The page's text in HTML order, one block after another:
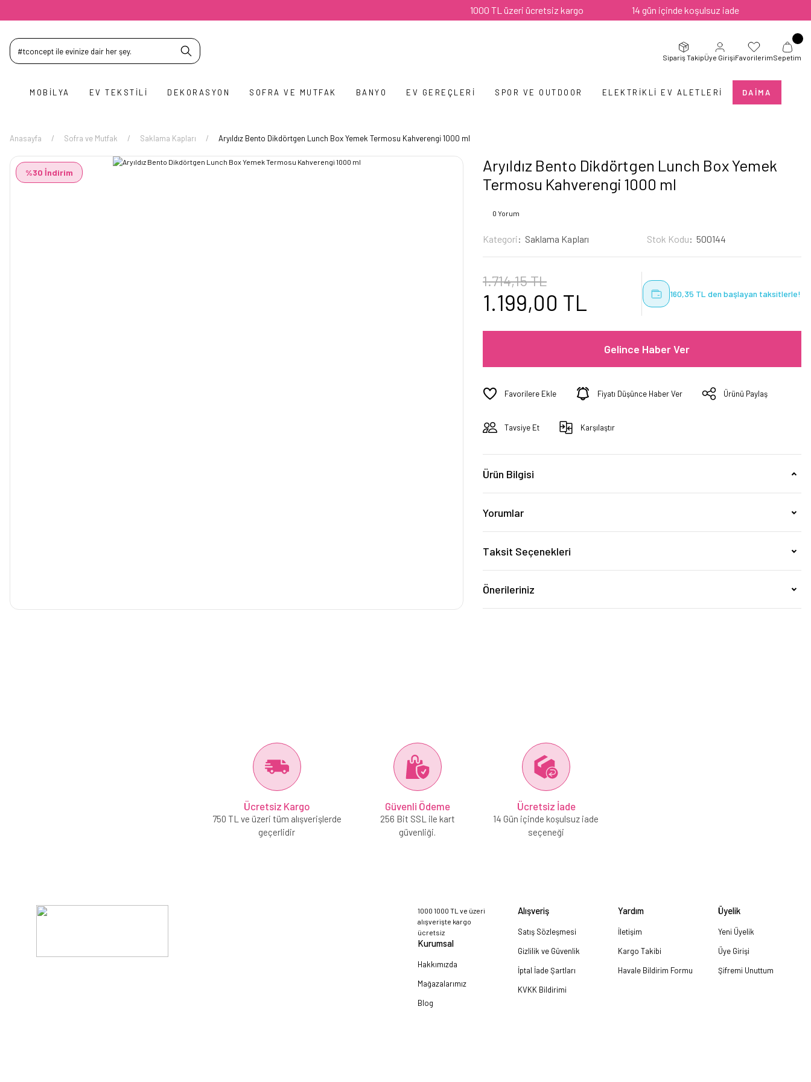
1000 TL üzeri ücretsiz kargo 14 gün içinde koşulsuz iade
Sipariş TakipÜye GirişiFavorilerimSepetim
MOBILYA EV TEKSTILI DEKORASYON SOFRA VE MUTFAK BANYO EV GEREÇLERI SPOR VE OUTDOOR ELEKTRIKLI EV ALETLERI DAIMA
Anasayfa Sofra ve Mutfak Saklama Kapları Aryıldız Bento Dikdörtgen Lunch Box Yemek Termosu Kahverengi 1000 ml
%30 İndirim
Aryıldız Bento Dikdörtgen Lunch Box Yemek
Termosu Kahverengi 1000 ml
0 Yorum
Kategori Saklama Kapları Stok Kodu 500144
1.714,15 TL
1.199,00 TL 160,35 TL den başlayan taksitlerle!
Gelince Haber Ver
Fiyatı Düşünce Haber Ver Ürünü Paylaş
Tavsiye Et Karşılaştır
Ürün Bilgisi
Yorumlar
Taksit Seçenekleri
Önerileriniz
Ücretsiz Kargo
750 TL ve üzeri tüm alışverişlerde
geçerlidir
Güvenli Ödeme
256 Bit SSL ile kart
güvenliği.
Ücretsiz İade
14 Gün içinde koşulsuz iade
seçeneği
1000 1000 TL ve üzeri
alışverişte kargo
ücretsiz
Kurumsal
Hakkımızda
Mağazalarımız
Blog
Alışveriş
Satış Sözleşmesi
Gizlilik ve Güvenlik
İptal İade Şartları
KVKK Bildirimi
Yardım
İletişim
Kargo Takibi
Havale Bildirim Formu
Üyelik
Yeni Üyelik
Üye Girişi
Şifremi Unuttum